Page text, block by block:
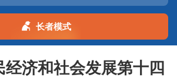
长者模式
经济和社会发展第十四